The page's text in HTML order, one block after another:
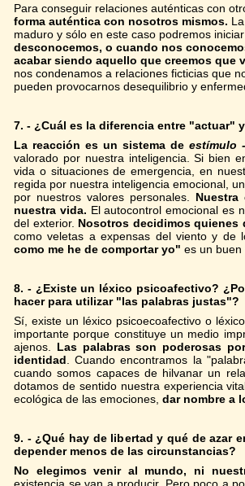
Para conseguir relaciones auténticas con
forma auténtica con nosotros mismos.
maduro y sólo en este caso podremos
desconocemos, o cuando nos
acabar siendo aquello que creemos que
nos condenamos a relaciones ficticias que
pueden provocarnos desequilibrio y
7. - ¿Cuál es la diferencia entre "actuar"
La reacción es un sistema de estímulo
valorado por nuestra inteligencia. Si bien
vida o situaciones de emergencia, en
regida por nuestra inteligencia emocional,
por nuestros valores personales.
nuestra vida. El autocontrol emocional es
del exterior. Nosotros decidimos quienes
como veletas a expensas del viento y de
como me he de comportar yo" es un buen
8. - ¿Existe un léxico psicoafectivo?
hacer para utilizar "las palabras justas"?
Sí, existe un léxico psicoecoafectivo o
importante porque constituye un medio
ajenos. Las palabras son poderosas
identidad . Cuando encontramos la
cuando somos capaces de hilvanar un
dotamos de sentido nuestra experiencia
ecológica de las emociones, dar nombre a
9. - ¿Qué hay de libertad y qué de azar
depender menos de las circunstancias?
No elegimos venir al mundo, ni
existencia se van a producir. Pero poco a